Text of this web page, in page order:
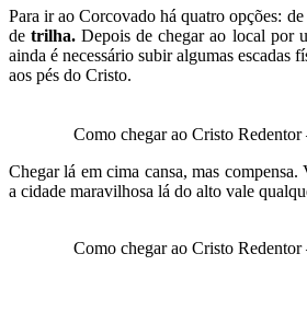
Para ir ao Corcovado há quatro opções: de
detrilha.Depois de chegar ao local por
ainda é necessário subir algumas escadas
aos pés do Cristo.
Como chegar ao Cristo Redentor
Chegar lá em cima cansa, mas compensa.
a cidade maravilhosa lá do alto vale
Como chegar ao Cristo Redentor